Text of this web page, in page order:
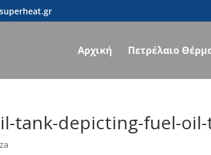
Αρχική Πετρέλαιο
tank-depicting-fuel-